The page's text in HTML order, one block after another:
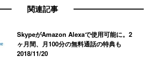
関連記事
SkypeがAmazon Alexaで使用可能に。2
ヶ月間、月100分の無料通話の特典も
2018/11/20